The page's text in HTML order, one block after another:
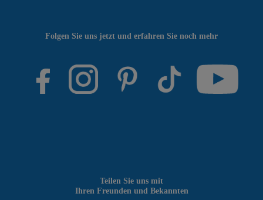
Teilen Sie uns mit
Ihren Freunden und Bekannten
Folgen Sie uns jetzt und erfahren Sie noch mehr